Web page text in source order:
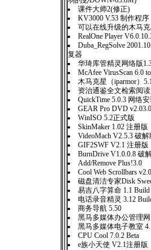
课件大师2(修正)
KV3000 V.53 制作程序
可以在线升级的木马
RealOne Player
Duba_RegSolve
复器
华琦库管精灵网络版
McAfee VirusScan 6.0
木马克星（iparmor）
资治通鉴全文检索阅
QuickTime 5.0.3 网络
GEAR Pro DVD
WinISO 5.2正式版
SkinMaker 1.02 注册版
VideoMach V2.5.3 破解
GIF2SWF V2.1 注册版
BurnDrive V1.0.0.8 破
Add/Remove Plus!3.0
Cool Web Scrollbars v2.0
磁盘清洁专家Disk
易吉八字算命 1.1 Build
电话录音精灵 3.12
商务导航 5.50
黑马多媒体办公管理网
黑马多媒体电子教室
CPU Cool 7.0.2 Beta
e族小天使 V2.1注册版